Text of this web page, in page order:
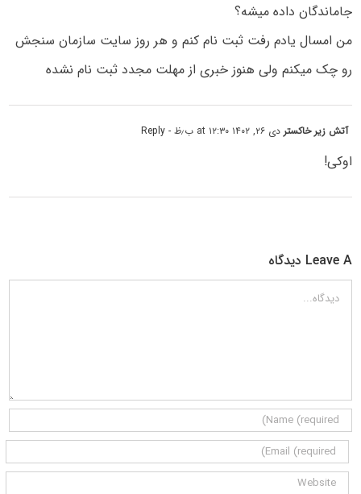
جاماندگان داده میشه؟
من امسال یادم رفت ثبت نام کنم و هر روز سایت سازمان سنجش
رو چک میکنم ولی هنوز خبری از مهلت مجدد ثبت نام نشده
آتش زیر خاکستر دی ۲۶, ۱۴۰۲ at ۱۲:۳۰ ب٫ظ - Reply
اوکی!
Leave A دیدگاه
دیدگاه